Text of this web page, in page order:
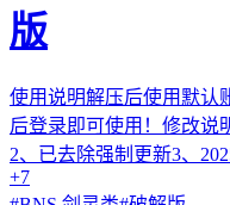
版
使用说明解压后使用默认
后登录即可使用！修改说
2、已去除强制更新3、
+7